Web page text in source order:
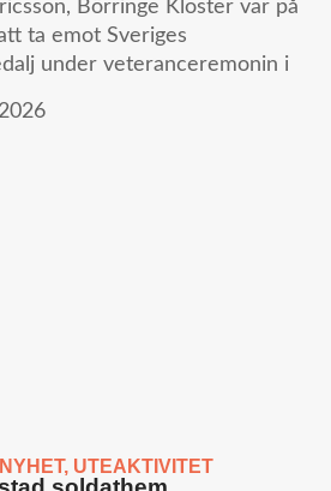
Börringe Kloster var på
ta emot Sveriges
under veteranceremonin i
NYHET, UTEAKTIVITET